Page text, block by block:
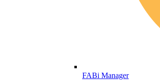
FABi Manager